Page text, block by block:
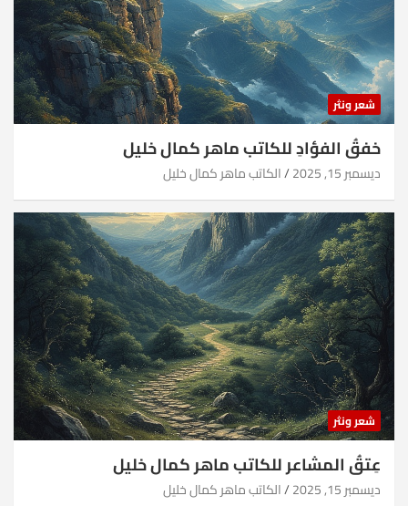
شعر ونثر
خفقُ الفؤادِ للكاتب ماهر كمال خليل
ديسمبر 15, 2025 الكاتب ماهر كمال خليل
شعر ونثر
عِتقُ المشاعر للكاتب ماهر كمال خليل
ديسمبر 15, 2025 الكاتب ماهر كمال خليل